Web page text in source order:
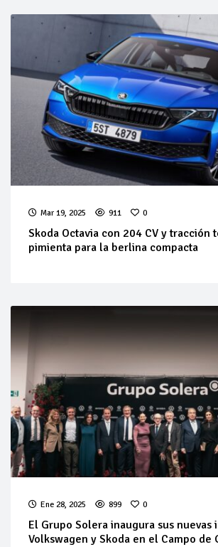
Mar 19, 2025 911 0
Skoda Octavia con 204 CV y tracción
pimienta para la berlina compacta
Ene 28, 2025 899 0
El Grupo Solera inaugura sus nuevas
Volkswagen y Skoda en el Campo de